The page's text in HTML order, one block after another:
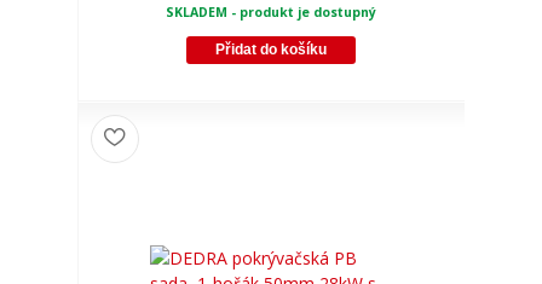
SKLADEM - produkt je dostupný
Přidat do košíku